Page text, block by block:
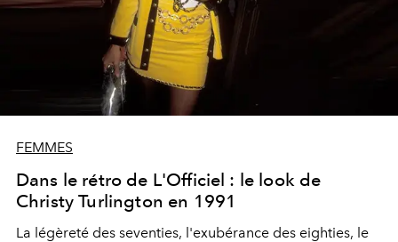
FEMMES
Dans le rétro de L'Officiel : le look de
Christy Turlington en 1991
La légèreté des seventies, l'exubérance des eighties, le